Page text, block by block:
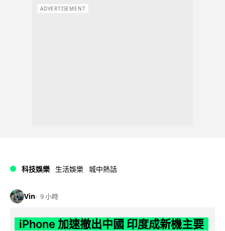
ADVERTISEMENT
科技娛樂 生活娛樂 城中熱話
Vin 9 小時
iPhone 加速撤出中國 印度成新機主要